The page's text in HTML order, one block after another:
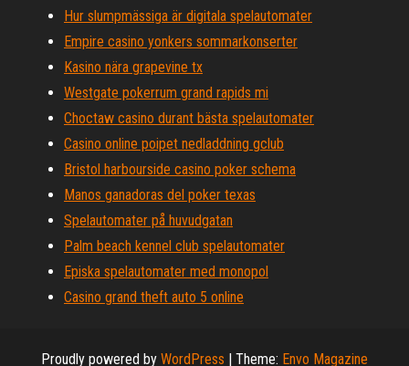
Hur slumpmässiga är digitala spelautomater
Empire casino yonkers sommarkonserter
Kasino nära grapevine tx
Westgate pokerrum grand rapids mi
Choctaw casino durant bästa spelautomater
Casino online poipet nedladdning gclub
Bristol harbourside casino poker schema
Manos ganadoras del poker texas
Spelautomater på huvudgatan
Palm beach kennel club spelautomater
Episka spelautomater med monopol
Casino grand theft auto 5 online
Proudly powered by WordPress | Theme: Envo Magazine